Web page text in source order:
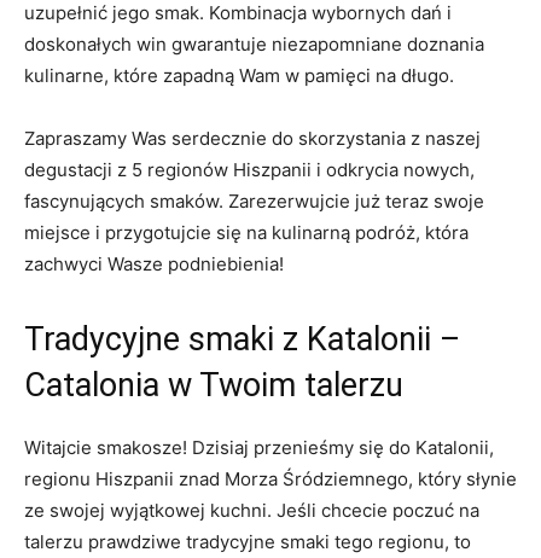
uzupełnić jego smak. Kombinacja wybornych dań i
doskonałych win gwarantuje niezapomniane doznania
kulinarne, które zapadną Wam w pamięci na długo.
Zapraszamy Was serdecznie do skorzystania z naszej
degustacji z 5 regionów Hiszpanii i odkrycia nowych,
fascynujących smaków. Zarezerwujcie już teraz swoje
miejsce i przygotujcie się na kulinarną podróż, która
zachwyci Wasze podniebienia!
Tradycyjne smaki z Katalonii –
Catalonia w Twoim talerzu
Witajcie smakosze! Dzisiaj przenieśmy się do Katalonii,
regionu Hiszpanii znad Morza Śródziemnego, który słynie
ze swojej wyjątkowej kuchni. Jeśli chcecie poczuć na
talerzu prawdziwe tradycyjne smaki tego regionu, to